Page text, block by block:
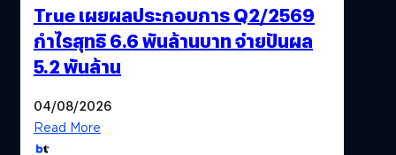
True เผยผลประกอบการ Q2/2569
กำไรสุทธิ 6.6 พันล้านบาท จ่ายปันผล
5.2 พันล้าน
04/08/2026
Read More